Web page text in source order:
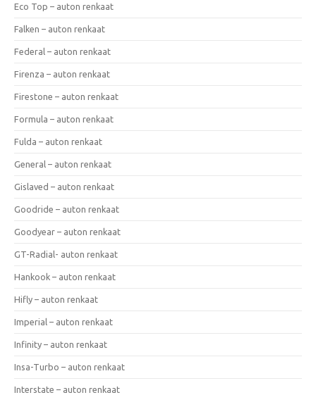
Eco Top – auton renkaat
Falken – auton renkaat
Federal – auton renkaat
Firenza – auton renkaat
Firestone – auton renkaat
Formula – auton renkaat
Fulda – auton renkaat
General – auton renkaat
Gislaved – auton renkaat
Goodride – auton renkaat
Goodyear – auton renkaat
GT-Radial- auton renkaat
Hankook – auton renkaat
Hifly – auton renkaat
Imperial – auton renkaat
Infinity – auton renkaat
Insa-Turbo – auton renkaat
Interstate – auton renkaat